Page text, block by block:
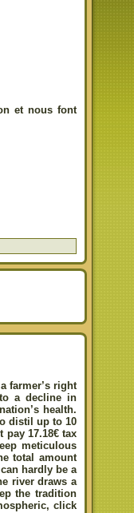
et nous font
farmer’s right
a decline in
health.
distil up to 10
17.18€ tax
meticulous
total amount
hardly be a
river draws a
the tradition
click